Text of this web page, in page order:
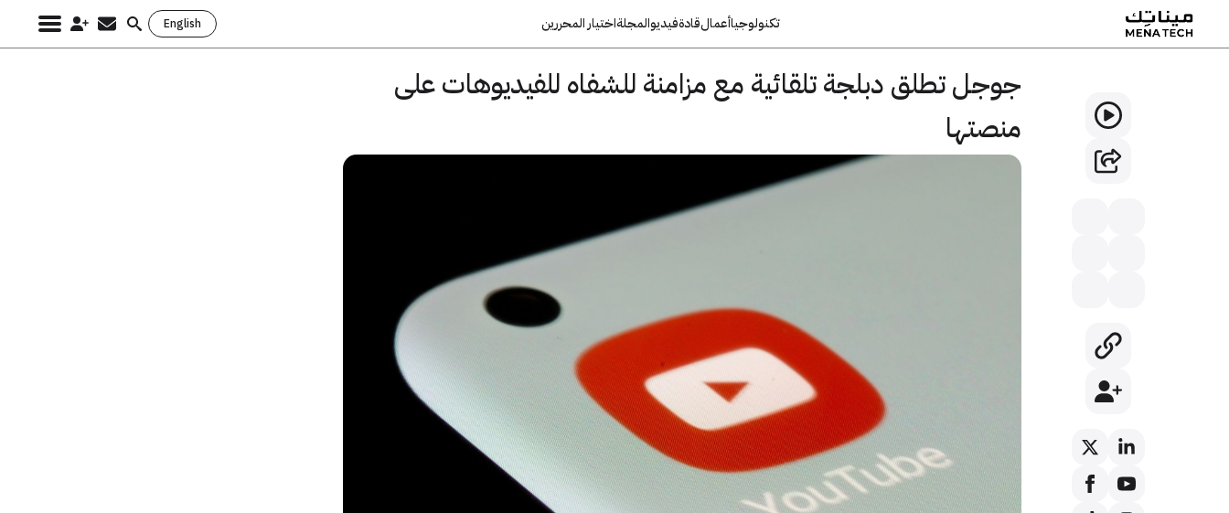
تكنولوجياأعمالقادةفيديوالمجلةاختيار المحررين English
Search
جوجل تطلق دبلجة تلقائية مع مزامنة للشفاه للفيديوهات على
منصتها